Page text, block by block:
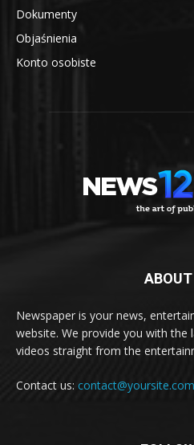
Dokumenty
Objaśnienia
Konto osobiste
Newspaper is your news,
website. We provide you with the
videos straight from the
Contact us: contact@yoursite.com